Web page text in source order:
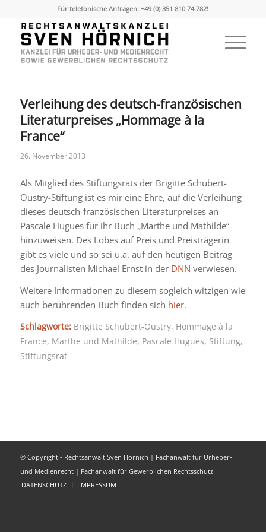
Für telefonische Anfragen: +49 (0) 351 810 74 782!
Verleihung des deutsch-französischen
Literaturpreises „Hommage à la
France“
26. November 2013
Als Mitglied des Stiftungsrats der Brigitte Schubert-
Oustry-Stiftung ist es mir eine Ehre, auf die Verleihung
dieses deutsch-französischen Literaturpreises an
Pascale Hugues für ihr Buch „Marthe und Mathilde“
hinzuweisen. Des Lobes auf Preis und Preisträgerin
gibt es viele und so sei u.a. auf den heutigen Beitrag
des Journalisten Michael Ernst in der DNN verwiesen.
Weitere Informationen zu diesem sogleich witzigen wie
auch berührenden Buch finden sich hier.
Schlagworte: Brigitte Schubert-Oustry, Hommage à la
France, Marthe und Mathilde, Pascale Hugues, Stiftung,
Stiftungsrat
© Copyright - Rechtsanwalt Sven Hörnich | Fachanwalt für Urheber-
und Medienrecht | Fachanwalt für Gewerblichen Rechtsschutz
DATENSCHUTZ
IMPRESSUM